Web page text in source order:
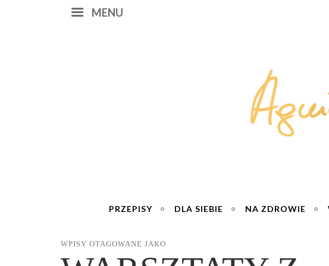
MENU
PRZEPISY DLA SIEBIE NA ZDROWIE
WPISY OTAGOWANE JAKO